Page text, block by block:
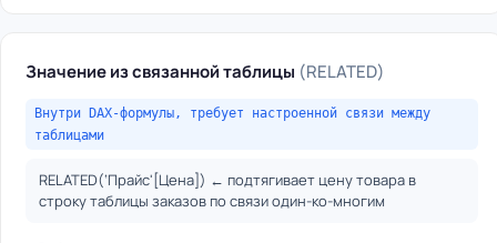
Значение из связанной таблицы (RELATED)
Внутри DAX-формулы, требует настроенной связи между
таблицами
RELATED(‘Прайс'[Цена]) ← подтягивает цену товара в
строку таблицы заказов по связи один-ко-многим